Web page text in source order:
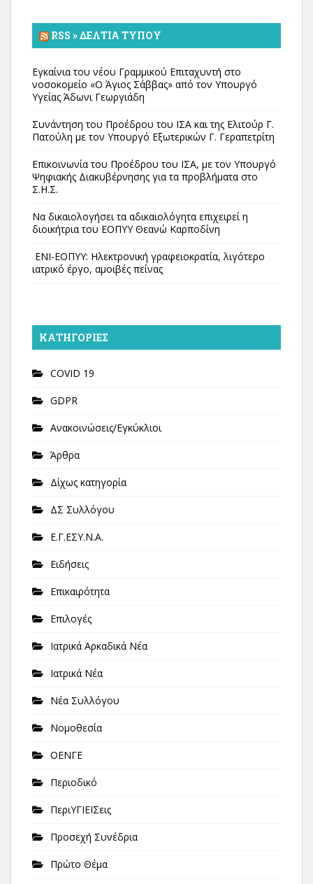
RSS » ΔΕΛΤΊΑ ΤΎΠΟΥ
Εγκαίνια του νέου Γραμμικού Επιταχυντή στο
νοσοκομείο «Ο Άγιος Σάββας» από τον Υπουργό
Υγείας Άδωνι Γεωργιάδη
Συνάντηση του Προέδρου του ΙΣΑ και της Ελιτούρ Γ.
Πατούλη με τον Υπουργό Εξωτερικών Γ. Γεραπετρίτη
Επικοινωνία του Προέδρου του ΙΣΑ, με τον Υπουργό
Ψηφιακής Διακυβέρνησης για τα προβλήματα στο
Σ.Η.Σ.
Να δικαιολογήσει τα αδικαιολόγητα επιχειρεί η
διοικήτρια του ΕΟΠΥΥ Θεανώ Καρποδίνη
ΕΝΙ-ΕΟΠΥΥ: Ηλεκτρονική γραφειοκρατία, λιγότερο
ιατρικό έργο, αμοιβές πείνας
KΑΤΗΓΟΡΊΕΣ
COVID 19
GDPR
Ανακοινώσεις/Εγκύκλιοι
Άρθρα
Δίχως κατηγορία
ΔΣ Συλλόγου
Ε.Γ.ΕΣΥ.Ν.Α.
Ειδήσεις
Επικαιρότητα
Επιλογές
Ιατρικά Αρκαδικά Νέα
Ιατρικά Νέα
Νέα Συλλόγου
Νομοθεσία
ΟΕΝΓΕ
Περιοδικό
ΠεριΥΓΙΕΙΣεις
Προσεχή Συνέδρια
Πρώτο Θέμα